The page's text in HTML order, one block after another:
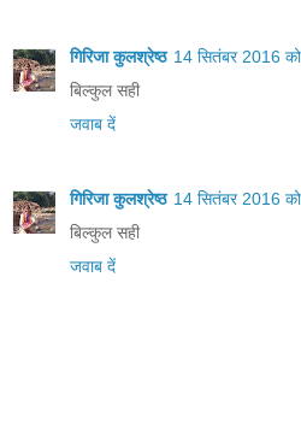
गिरिजा कुलश्रेष्ठ 14 सितंबर 2016
बिल्कुल सही
जवाब दें
गिरिजा कुलश्रेष्ठ 14 सितंबर 2016
बिल्कुल सही
जवाब दें